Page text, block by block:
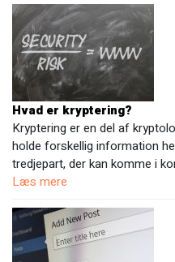
Hvad er kryptering?
Kryptering er en del af
holde forskellig information
tredjepart, der kan komme i
Læs mere